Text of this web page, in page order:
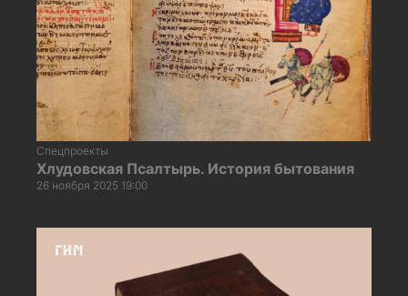
Спецпроекты
Хлудовская Псалтырь. История бытования
26 ноября 2025 19:00